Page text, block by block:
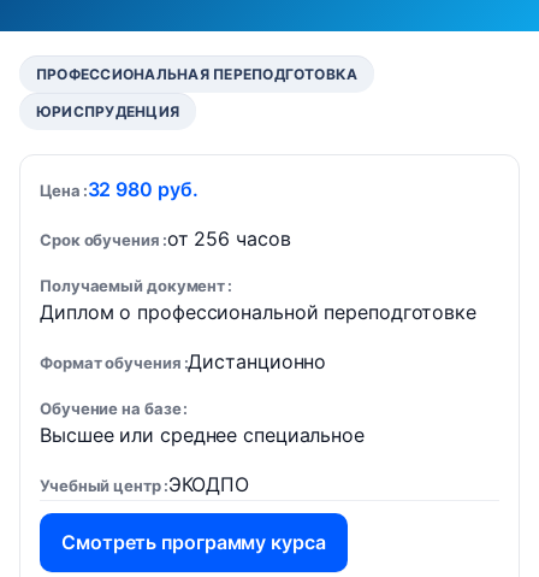
ПРОФЕССИОНАЛЬНАЯ ПЕРЕПОДГОТОВКА
ЮРИСПРУДЕНЦИЯ
Цена 32 980 руб.
Срок обучения от 256 часов
Получаемый документ
Диплом о профессиональной переподготовке
Формат обучения Дистанционно
Обучение на базе
Высшее или среднее специальное
Учебный центр ЭКОДПО
Смотреть программу курса